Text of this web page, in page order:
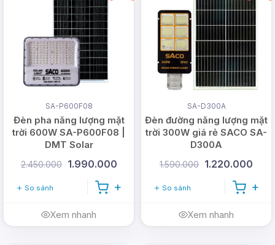
SA-P600F08
Đèn pha năng lượng mặt
trời 600W SA-P600F08 |
DMT Solar
2.450.000 1.990.000
So sánh
Xem nhanh
SA-D300A
Đèn đường năng lượng mặt
trời 300W giá rẻ SACO SA-
D300A
1.590.000 1.220.000
So sánh
Xem nhanh